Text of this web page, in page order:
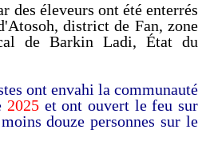
des éleveurs ont été enterrés
district de Fan, zone
de Barkin Ladi, État du
ont envahi la communauté
2025et ont ouvert le feu sur
douze personnes sur le